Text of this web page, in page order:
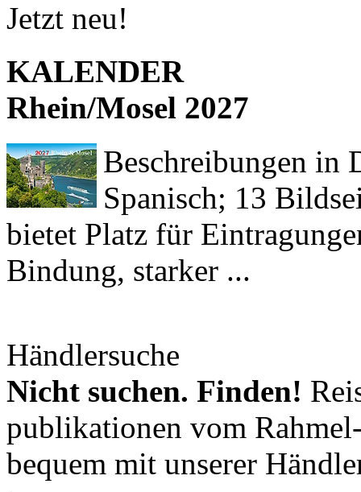
Jetzt neu!
KALENDER
Rhein/Mosel 2027
Beschreibungen in
Spanisch; 13
bietet Platz für
Bindung, starker ...
Händlersuche
Nicht suchen. Finden!
publikationen vom
bequem mit unserer